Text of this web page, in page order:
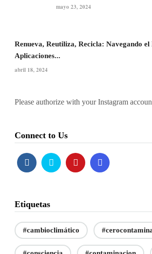
mayo 23, 2024
Renueva, Reutiliza, Recicla: Navegando el
Aplicaciones...
abril 18, 2024
Please authorize with your Instagram
Connect to Us
Etiquetas
#cambioclimático